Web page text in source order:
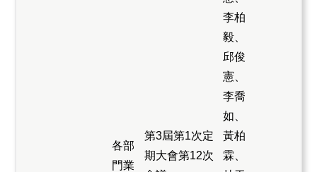
各部
門業
第3屆第1次定
期大會第12次
李柏
毅、
邱俊
憲、
李喬
如、
黃柏
霖、